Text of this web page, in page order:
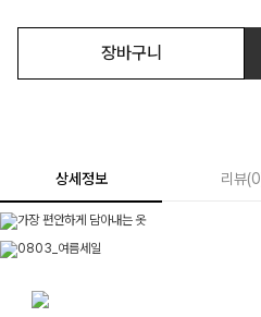
장바구니
상세정보 리뷰(0